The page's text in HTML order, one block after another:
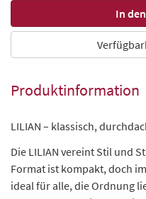
Produktinformation
LILIAN – klassisch,
Die LILIAN vereint Stil und
Format ist kompakt, doch
ideal für alle, die Ordnung